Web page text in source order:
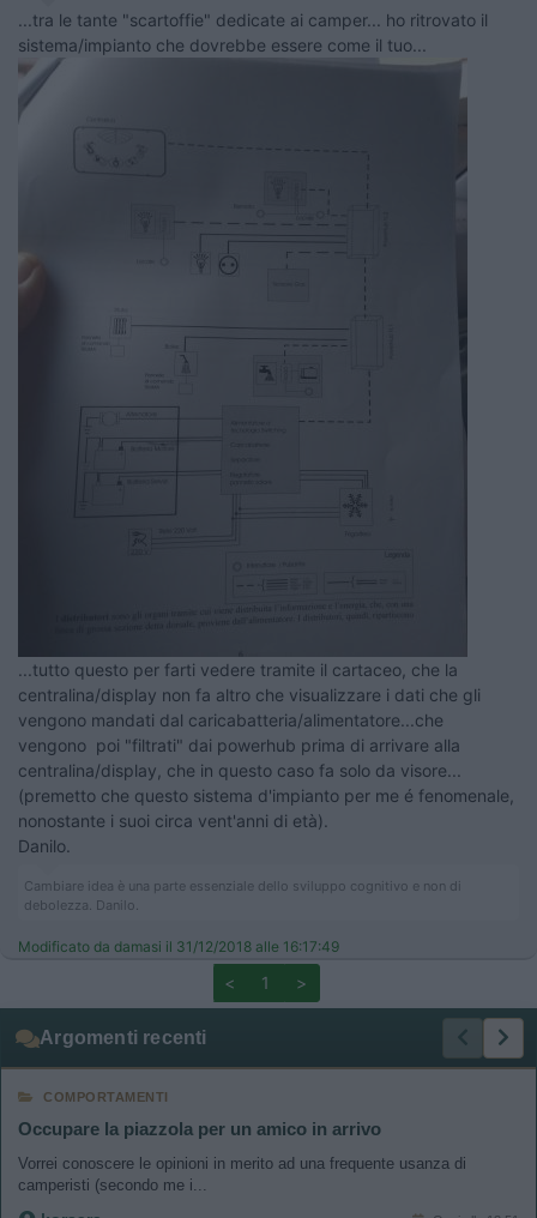
...tra le tante "scartoffie" dedicate ai camper... ho ritrovato il
sistema/impianto che dovrebbe essere come il tuo...
...tutto questo per farti vedere tramite il cartaceo, che la
centralina/display non fa altro che visualizzare i dati che gli
vengono mandati dal caricabatteria/alimentatore...che
vengono poi "filtrati" dai powerhub prima di arrivare alla
centralina/display, che in questo caso fa solo da visore...
(premetto che questo sistema d'impianto per me é fenomenale,
nonostante i suoi circa vent'anni di età).
Danilo.
Cambiare idea è una parte essenziale dello sviluppo cognitivo e non di
debolezza. Danilo.
Modificato da damasi il 31/12/2018 alle 16:17:49
< 1 >
Argomenti recenti
COMPORTAMENTI
Occupare la piazzola per un amico in arrivo
Vorrei conoscere le opinioni in merito ad una frequente usanza di
camperisti (secondo me i...